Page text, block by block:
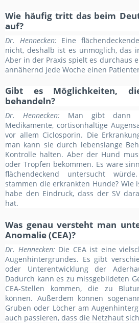
Wie häufig tritt das beim
auf?
Dr. Hennecken: Eine
nicht, deshalb ist es unmöglich, das
Aber in der Praxis spielt es durchaus
annähernd jede Woche einen
Gibt es Möglichkeiten,
behandeln?
Dr. Hennecken:
Man gibt dann
Medikamente, cortisonhaltige
vor allem Ciclosporin. Die
man kann sie durch lebenslange
Kontrolle halten. Aber der Hund
oder Tropfen bekommen. Es wäre
flächendeckend untersucht
stammen die erkrankten Hunde? Wie
habe den Eindruck, dass der SV
hat.
Was genau versteht man
Anomalie (CEA)?
Dr. Hennecken: Die CEA ist eine
Augenhintergrundes. Es gibt
oder Unterentwicklung der
Dadurch kann es zu missgebildeten
CEA-Stellen kommen, die zu
können. Außerdem können
Gruben oder Löcher am
auch passieren, dass die Netzhaut